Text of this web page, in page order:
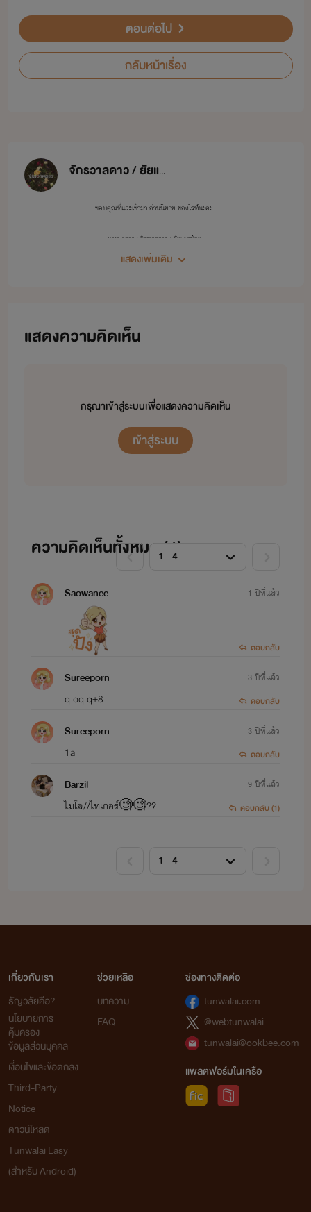
ตอนต่อไป
กลับหน้าเรื่อง
จักรวาลดาว / ยัยแมวน้อย
ขอบคุณที่แวะเข้ามา อ่านนิยาย ของไรท์นะคะ
นามปากกา : จักรวาลดาว / ยัยแมวน้อย
✨✨✨✨✨✨✨✨✨✨✨✨
Secrets Love รักลับๆ ฉบับหยุดเสือ [ซีโร่xซัมเมอร์] :
กำลังอัพ
แสดงเพิ่มเติม
แสดงความคิดเห็น
กรุณาเข้าสู่ระบบเพื่อแสดงความคิดเห็น
เข้าสู่ระบบ
ความคิดเห็นทั้งหมด (4)
Saowanee 1 ปีที่แล้ว
ตอบกลับ
Sureeporn
q oq q+8
3 ปีที่แล้ว
ตอบกลับ
Sureeporn
1a
3 ปีที่แล้ว
ตอบกลับ
Barzil
ไมโล//ไทเกอร์🧐🧐??
9 ปีที่แล้ว
ตอบกลับ (1)
เกี่ยวกับเรา
ธัญวลัยคือ?
นโยบายการ
คุ้มครอง
ข้อมูลส่วนบุคคล
เงื่อนไขและข้อตกลง
Third-Party
Notice
ดาวน์โหลด
Tunwalai Easy
(สำหรับ Android)
ช่วยเหลือ
บทความ
FAQ
ช่องทางติดต่อ
tunwalai.com
@webtunwalai
tunwalai@ookbee.com
แพลตฟอร์มในเครือ